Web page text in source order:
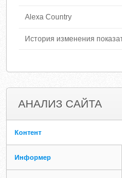
Alexa Country
История изменения
АНАЛИЗ САЙТА
Контент
Информер